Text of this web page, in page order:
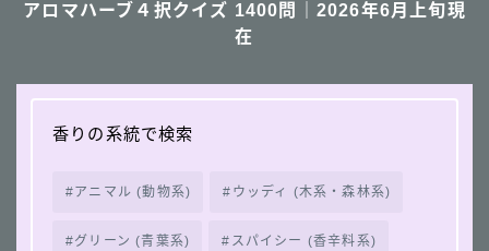
アロマハーブ４択クイズ 1400問｜2026年6月上旬現
在
香りの系統で検索
アニマル (動物系) ウッディ (木系・森林系)
グリーン (青葉系) スパイシー (香辛料系)